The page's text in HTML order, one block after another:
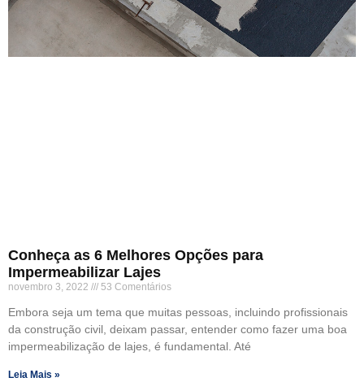
Conheça as 6 Melhores Opções para
Impermeabilizar Lajes
novembro 3, 2022 53 Comentários
Embora seja um tema que muitas pessoas, incluindo profissionais
da construção civil, deixam passar, entender como fazer uma boa
impermeabilização de lajes, é fundamental. Até
Leia Mais »